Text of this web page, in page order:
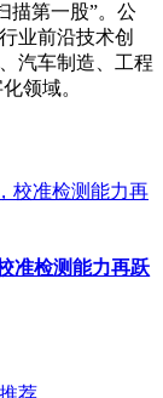
描第一股”。公
业前沿技术创
汽车制造、工程
领域。
准检测能力再跃